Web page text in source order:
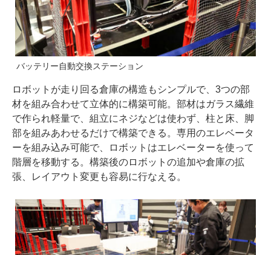
バッテリー自動交換ステーション
ロボットが走り回る倉庫の構造もシンプルで、3つの部
材を組み合わせて立体的に構築可能。部材はガラス繊維
で作られ軽量で、組立にネジなどは使わず、柱と床、脚
部を組みあわせるだけで構築できる。専用のエレベータ
ーを組み込み可能で、ロボットはエレベーターを使って
階層を移動する。構築後のロボットの追加や倉庫の拡
張、レイアウト変更も容易に行なえる。